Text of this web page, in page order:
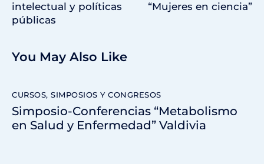
intelectual y políticas
públicas
“Mujeres en ciencia”
You May Also Like
CURSOS, SIMPOSIOS Y CONGRESOS
Simposio-Conferencias “Metabolismo
en Salud y Enfermedad” Valdivia